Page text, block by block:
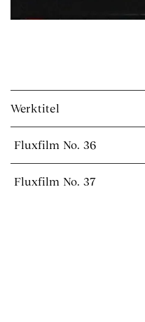
Werktitel
Fluxfilm No. 36
Fluxfilm No. 37